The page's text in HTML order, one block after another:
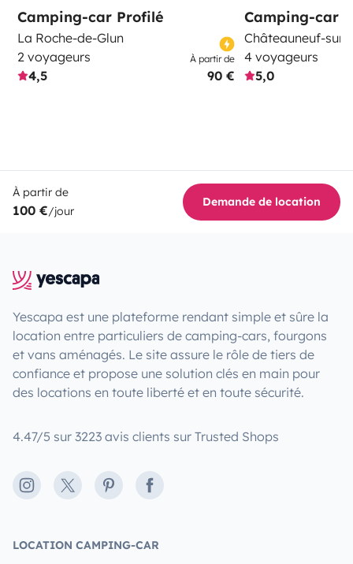
Camping-car Profilé
La Roche-de-Glun
2 voyageurs
4,5
À partir de
90 €
Camping-car
Châteauneuf-sur-
4 voyageurs
5,0
À partir de
100 €/jour
Demande de location
Yescapa est une plateforme rendant simple et sûre la
location entre particuliers de camping-cars, fourgons
et vans aménagés. Le site assure le rôle de tiers de
confiance et propose une solution clés en main pour
des locations en toute liberté et en toute sécurité.
4.47/5 sur 3223 avis clients sur Trusted Shops
Instagram
X PinterestFacebook
LOCATION CAMPING-CAR